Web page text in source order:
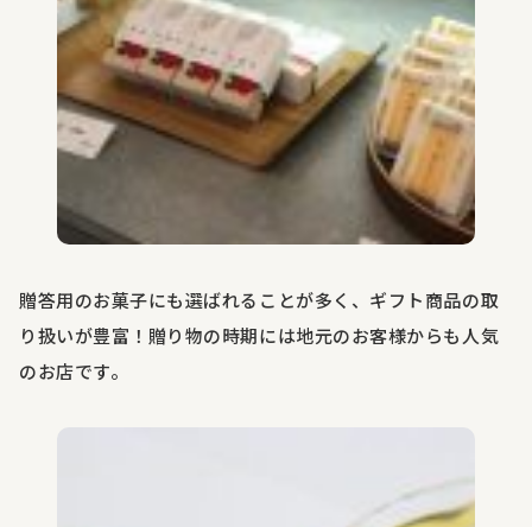
贈答用のお菓子にも選ばれることが多く、ギフト商品の取
り扱いが豊富！贈り物の時期には地元のお客様からも人気
のお店です。